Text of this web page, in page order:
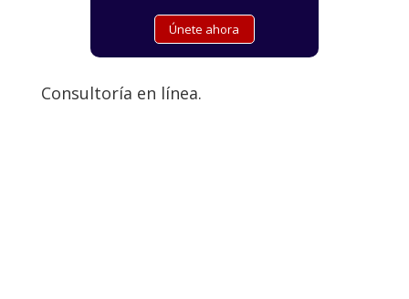
Consultoría en línea.